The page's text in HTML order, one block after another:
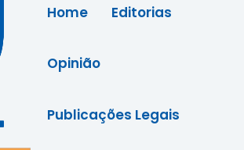
Home Editorias
Opinião
Publicações Legais